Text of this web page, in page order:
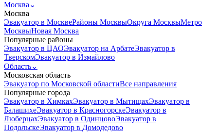
Москва ⌄
Москва
Эвакуатор в МосквеРайоны МосквыОкруга МосквыМетро
МосквыНовая Москва
Популярные районы
Эвакуатор в ЦАОЭвакуатор на АрбатеЭвакуатор в
ТверскомЭвакуатор в Измайлово
Область⌄
Московская область
Эвакуатор по Московской областиВсе направления
Популярные города
Эвакуатор в ХимкахЭвакуатор в МытищахЭвакуатор в
БалашихеЭвакуатор в КрасногорскеЭвакуатор в
ЛюберцахЭвакуатор в ОдинцовоЭвакуатор в
ПодольскеЭвакуатор в Домодедово